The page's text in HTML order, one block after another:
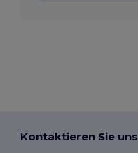
Kontaktieren Sie uns